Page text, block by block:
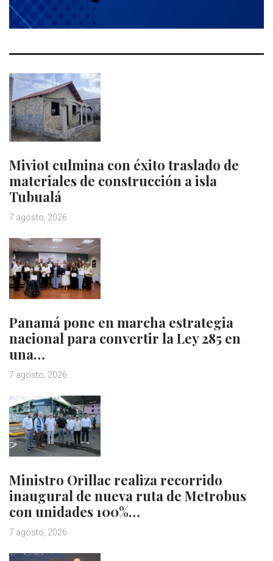
Miviot culmina con éxito traslado de
materiales de construcción a isla
Tubualá
7 agosto, 2026
Panamá pone en marcha estrategia
nacional para convertir la Ley 285 en
una…
7 agosto, 2026
Ministro Orillac realiza recorrido
inaugural de nueva ruta de Metrobus
con unidades 100%…
7 agosto, 2026